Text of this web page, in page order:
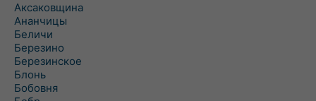
Аксаковщина
Ананчицы
Беличи
Березино
Березинское
Блонь
Бобовня